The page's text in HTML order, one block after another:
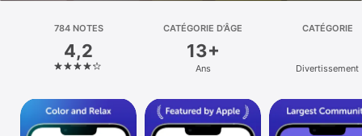
Plateforme
iPhone
iPad
Mac
784 NOTES
4,2
CATÉGORIE D’ÂGE
13+
Ans
CATÉGORIE
Divertissement